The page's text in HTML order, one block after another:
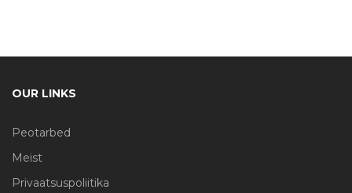
OUR LINKS
Peotarbed
Meist
Privaatsuspoliitika